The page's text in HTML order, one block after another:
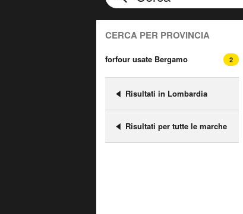
CERCA PER PROVINCIA
forfour usate Bergamo 2
Risultati in Lombardia
Risultati per tutte le marche